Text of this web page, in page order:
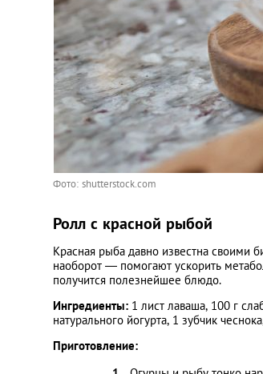
Фото: shutterstock.com
Ролл с красной рыбой
Красная рыба давно известна своими
наоборот — помогают ускорить
получится полезнейшее блюдо.
Ингредиенты: 1 лист лаваша, 100 г
натурального йогурта, 1 зубчик
Приготовление: